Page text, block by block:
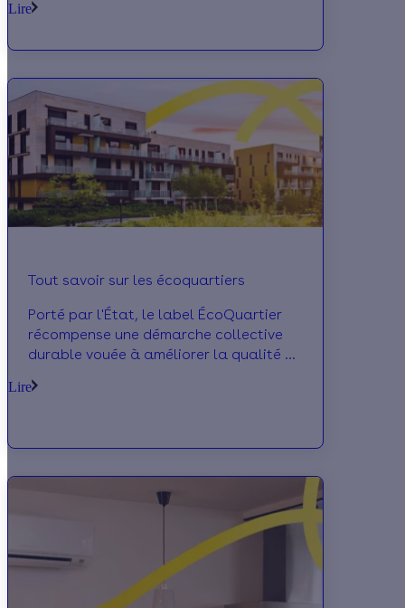
équipement ou d'un logement.
Lire
Tout savoir sur les écoquartiers
Porté par l'État, le label ÉcoQuartier
récompense une démarche collective
durable vouée à améliorer la qualité de
rurale.
Lire